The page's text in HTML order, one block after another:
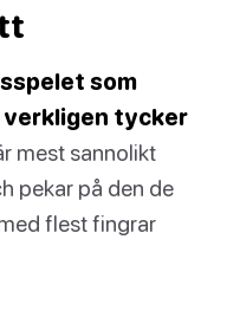
som
tycker
mest sannolikt
pekar på den de
flest fingrar